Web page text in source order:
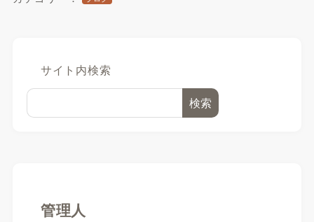
サイト内検索
検索
管理人